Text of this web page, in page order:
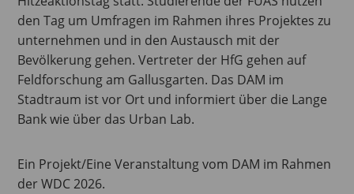
den Tag um Umfragen im Rahmen ihres Projektes zu
unternehmen und in den Austausch mit der
Bevölkerung gehen. Vertreter der HfG gehen auf
Feldforschung am Gallusgarten. Das DAM im
Stadtraum ist vor Ort und informiert über die Lange
Bank wie über das Urban Lab.
Ein Projekt/Eine Veranstaltung vom DAM im Rahmen
der WDC 2026.